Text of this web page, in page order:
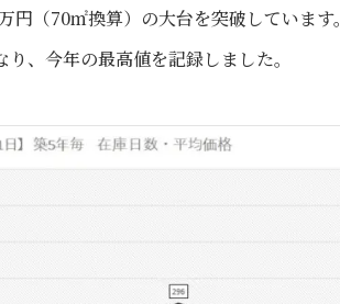
（70㎡換算）の大台を突破しています。
、今年の最高値を記録しました。